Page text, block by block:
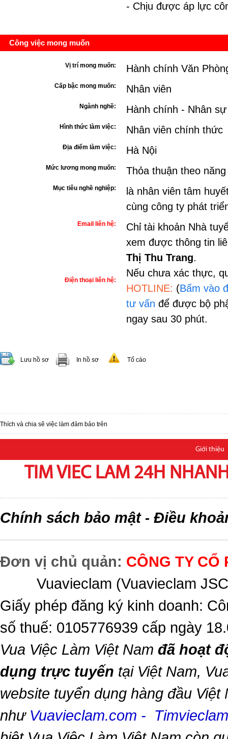
- Chịu được áp lực
Công việc mong muốn
Vị trí mong muốn: Hành chính Văn
Cấp bậc mong muốn: Nhân viên
Ngành nghề: Hành chính - Nhân sự
Hình thức làm việc: Nhân viên chính thức
Địa điểm làm việc: Hà Nội
Mức lương mong muốn: Thỏa thuận theo
Mục tiêu nghề nghiệp:
là nhân viên tâm
cùng công ty phát
Email liên hệ:
Chỉ tài khoản Nhà
xem được thông tin
Thị Thu Trang.
Nếu chưa xác thực,
HOTLINE: (Bấm vào
tư vấn để được bộ
ngay sau 30 phút.
Điện thoại liên hệ:
Lưu hồ sơ In hồ sơ Tố cáo
Thích và chia sẽ việc làm đảm bảo trên
Giới thiệu
TIM VIEC LAM 24H
Chính sách bảo mật- Điều
Đơn vị chủ quản: CÔNG TY CỔ
Vuavieclam (Vuavieclam
Giấy phép đăng ký kinh doanh:
số thuế: 0105776939 cấp ngày
Vua Việc Làm Việt Nam đã hoạt
dụng trực tuyến tại Việt Nam,
website tuyển dụng hàng đầu Việt
như Vuavieclam.com -